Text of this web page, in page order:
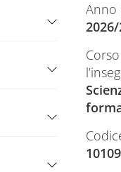
Anno